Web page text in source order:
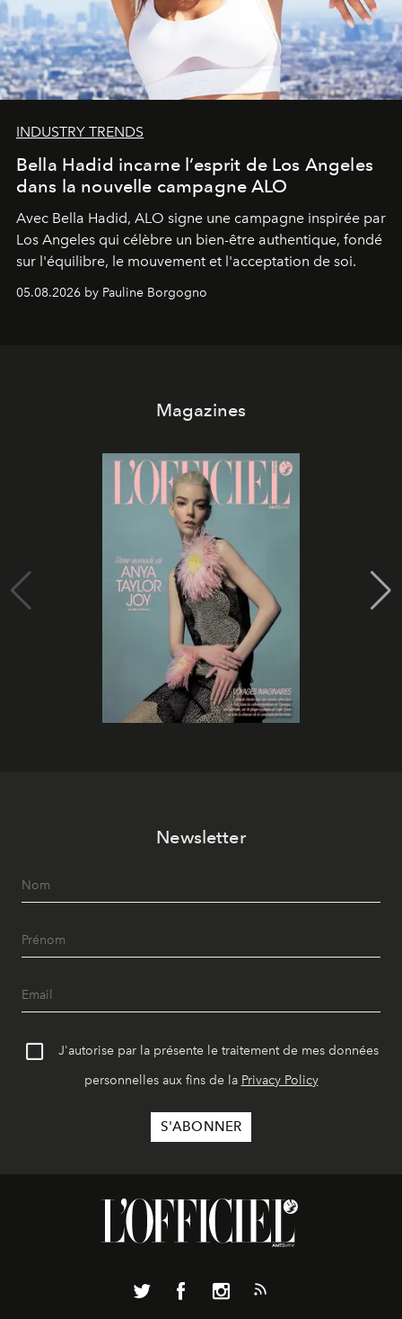
INDUSTRY TRENDS
Bella Hadid incarne l’esprit de Los Angeles
dans la nouvelle campagne ALO
Avec Bella Hadid, ALO signe une campagne inspirée par
Los Angeles qui célèbre un bien-être authentique, fondé
sur l'équilibre, le mouvement et l'acceptation de soi.
05.08.2026 by Pauline Borgogno
Magazines
Newsletter
J'autorise par la présente le traitement de mes données
personnelles aux fins de la Privacy Policy